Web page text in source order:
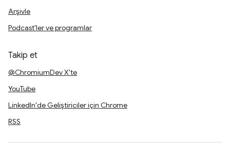
Arşivle
Podcast'ler ve programlar
Takip et
@ChromiumDev X'te
YouTube
LinkedIn'de Geliştiriciler için Chrome
RSS